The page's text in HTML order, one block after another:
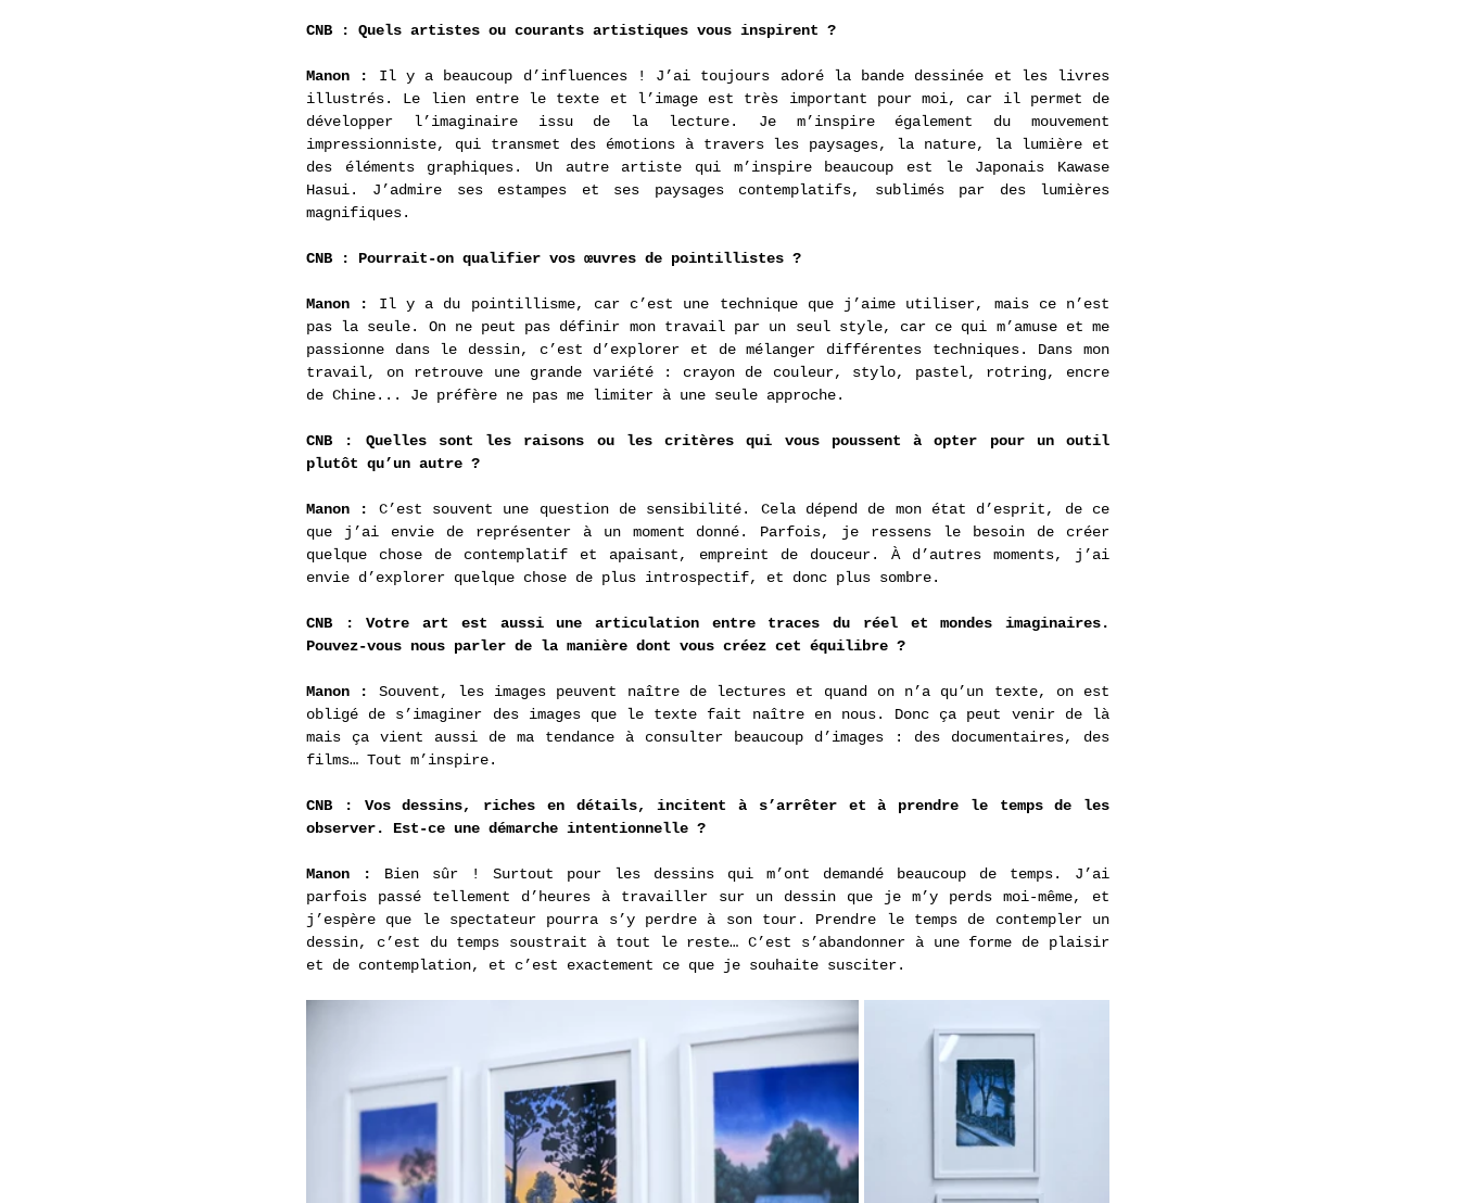
CNB : Quels artistes ou courants artistiques vous inspirent ?
Manon : Il y a beaucoup d’influences ! J’ai toujours adoré la bande dessinée et les livres
illustrés. Le lien entre le texte et l’image est très important pour moi, car il permet de
développer l’imaginaire issu de la lecture. Je m’inspire également du mouvement
impressionniste, qui transmet des émotions à travers les paysages, la nature, la lumière et
des éléments graphiques. Un autre artiste qui m’inspire beaucoup est le Japonais Kawase
Hasui. J’admire ses estampes et ses paysages contemplatifs, sublimés par des lumières
magnifiques.
CNB : Pourrait-on qualifier vos œuvres de pointillistes ?
Manon : Il y a du pointillisme, car c’est une technique que j’aime utiliser, mais ce n’est
pas la seule. On ne peut pas définir mon travail par un seul style, car ce qui m’amuse et me
passionne dans le dessin, c’est d’explorer et de mélanger différentes techniques. Dans mon
travail, on retrouve une grande variété : crayon de couleur, stylo, pastel, rotring, encre
de Chine... Je préfère ne pas me limiter à une seule approche.
CNB : Quelles sont les raisons ou les critères qui vous poussent à opter pour un outil
plutôt qu’un autre ?
Manon : C’est souvent une question de sensibilité. Cela dépend de mon état d’esprit, de ce
que j’ai envie de représenter à un moment donné. Parfois, je ressens le besoin de créer
quelque chose de contemplatif et apaisant, empreint de douceur. À d’autres moments, j’ai
envie d’explorer quelque chose de plus introspectif, et donc plus sombre.
CNB : Votre art est aussi une articulation entre traces du réel et mondes imaginaires.
Pouvez-vous nous parler de la manière dont vous créez cet équilibre ?
Manon :
Souvent, les images peuvent naître de lectures et quand on n’a qu’un texte, on est
obligé de s’imaginer des images que le texte fait naître en nous. Donc ça peut venir de là
mais ça vient aussi de ma tendance à consulter beaucoup d’images : des documentaires, des
films… Tout m’inspire.
CNB : Vos dessins, riches en détails, incitent à s’arrêter et à prendre le temps de les
observer. Est-ce une démarche intentionnelle ?
Manon : Bien sûr ! Surtout pour les dessins qui m’ont demandé beaucoup de temps. J’ai
parfois passé tellement d’heures à travailler sur un dessin que je m’y perds moi-même, et
j’espère que le spectateur pourra s’y perdre à son tour. Prendre le temps de contempler un
dessin, c’est du temps soustrait à tout le reste… C’est s’abandonner à une forme de plaisir
et de contemplation, et c’est exactement ce que je souhaite susciter.